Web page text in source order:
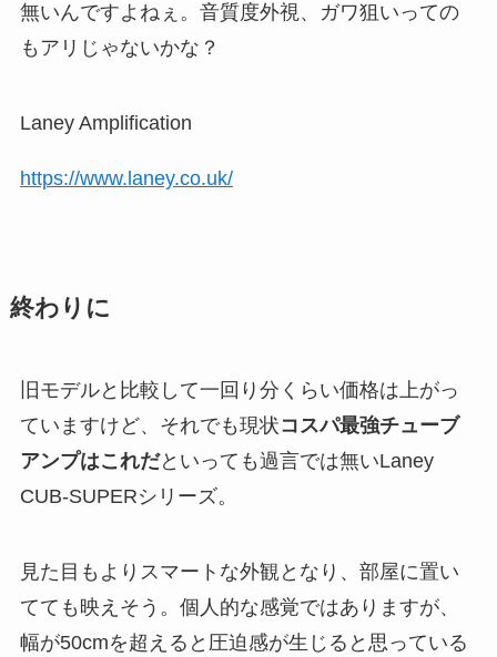
無いんですよねぇ。音質度外視、ガワ狙いっての
もアリじゃないかな？
Laney Amplification
https://www.laney.co.uk/
終わりに
旧モデルと比較して一回り分くらい価格は上がっ
ていますけど、それでも現状コスパ最強チューブ
アンプはこれだといっても過言では無いLaney
CUB-SUPERシリーズ。
見た目もよりスマートな外観となり、部屋に置い
てても映えそう。個人的な感覚ではありますが、
幅が50cmを超えると圧迫感が生じると思っている